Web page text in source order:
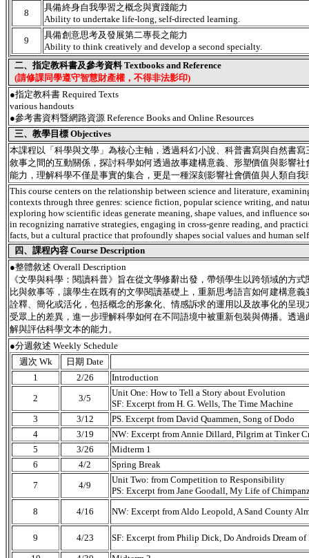
8
具備終身自我學習之概念與實踐能力
Ability to undertake life-long, self-directed learning.
9
具備創意思考及發展第二專長之能力
Ability to think creatively and develop a second specialty.
二、指定教科書及參考資料 Textbooks and Reference
(請修課同學遵守智慧財產權，不得非法影印)
●指定教科書 Required Texts
various handouts
●參考書資料暨網路資源 Reference Books and Online Resources
三、教學目標 Objectives
本課程以「科學與文學」為核心主軸，透過科幻小說、科普書寫與自然書
敘事之間的互動關係，探討科學如何透過故事建構意義、形塑價值與影響
能力，理解科學不僅是事實的集合，更是一種深刻影響社會價值與人類自
This course centers on the relationship between science and literature,
contexts through three genres: science fiction, popular science writing, and
exploring how scientific ideas generate meaning, shape values, and influence
in recognizing narrative strategies, engaging in cross-genre reading, and
facts, but a cultural practice that profoundly shapes social values and human
四、課程內容 Course Description
●整體敘述 Overall Description
《文學與科學：閱讀科普》旨在從文學修辭出發，帶領學生以跨領域的方
比與敘事等，讓學生在既有的文學閱讀基礎上，重新思考語言如何建構意
詮釋、簡化或活化，包括概念的形象化、情感訴求的運用以及故事化的呈
受眾上的差異，進一步理解科學如何在不同語境中被重新包裝與傳播。透
解與評估科學文本的能力。
●分週敘述 Weekly Schedule
週次 Wk
日期 Date
1
2/26
Introduction
2
3/5
Unit One: How to Tell a Story about Evolution
SF: Excerpt from H. G. Wells, The Time Machine
3
3/12
PS. Excerpt from David Quammen, Song of Dodo
4
3/19
NW: Excerpt from Annie Dillard, Pilgrim at Tinker
5
3/26
Midterm 1
6
4/2
Spring Break
7
4/9
Unit Two: from Competition to Responsibility
PS: Excerpt from Jane Goodall, My Life of
8
4/16 NW: Excerpt from Aldo Leopold, A Sand County
9 4/23
SF: Excerpt from Philip Dick, Do Androids Dream of